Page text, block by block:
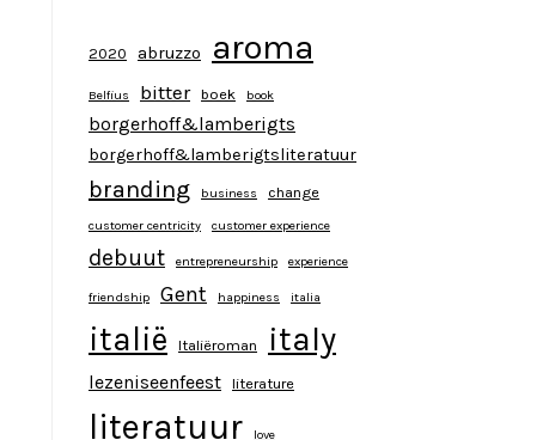
2020 abruzzo aroma
Belfius bitter boek book
borgerhoff&lamberigts
borgerhoff&lamberigtsliteratuur
branding business change
customer centricity customer experience
debuut entrepreneurship experience
friendship Gent happiness italia
italië Italiëroman italy
lezeniseenfeest literature
literatuur love